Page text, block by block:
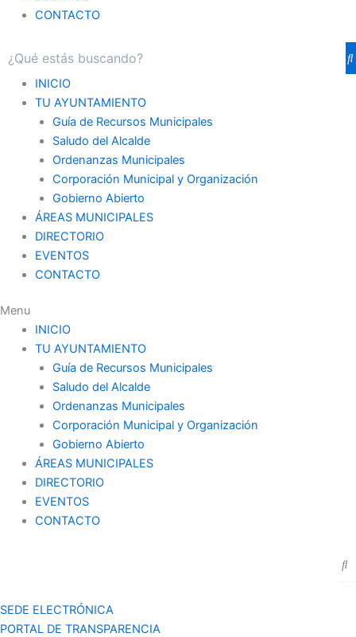
CONTACTO
INICIO
TU AYUNTAMIENTO
Guía de Recursos Municipales
Saludo del Alcalde
Ordenanzas Municipales
Corporación Municipal y Organización
Gobierno Abierto
ÁREAS MUNICIPALES
DIRECTORIO
EVENTOS
CONTACTO
Menu
INICIO
TU AYUNTAMIENTO
Guía de Recursos Municipales
Saludo del Alcalde
Ordenanzas Municipales
Corporación Municipal y Organización
Gobierno Abierto
ÁREAS MUNICIPALES
DIRECTORIO
EVENTOS
CONTACTO
SEDE ELECTRÓNICA
PORTAL DE TRANSPARENCIA